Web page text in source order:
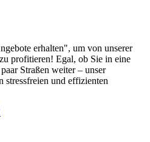
erhalten", um von unserer
profitieren! Egal, ob Sie in eine
Straßen weiter – unser
stressfreien und effizienten